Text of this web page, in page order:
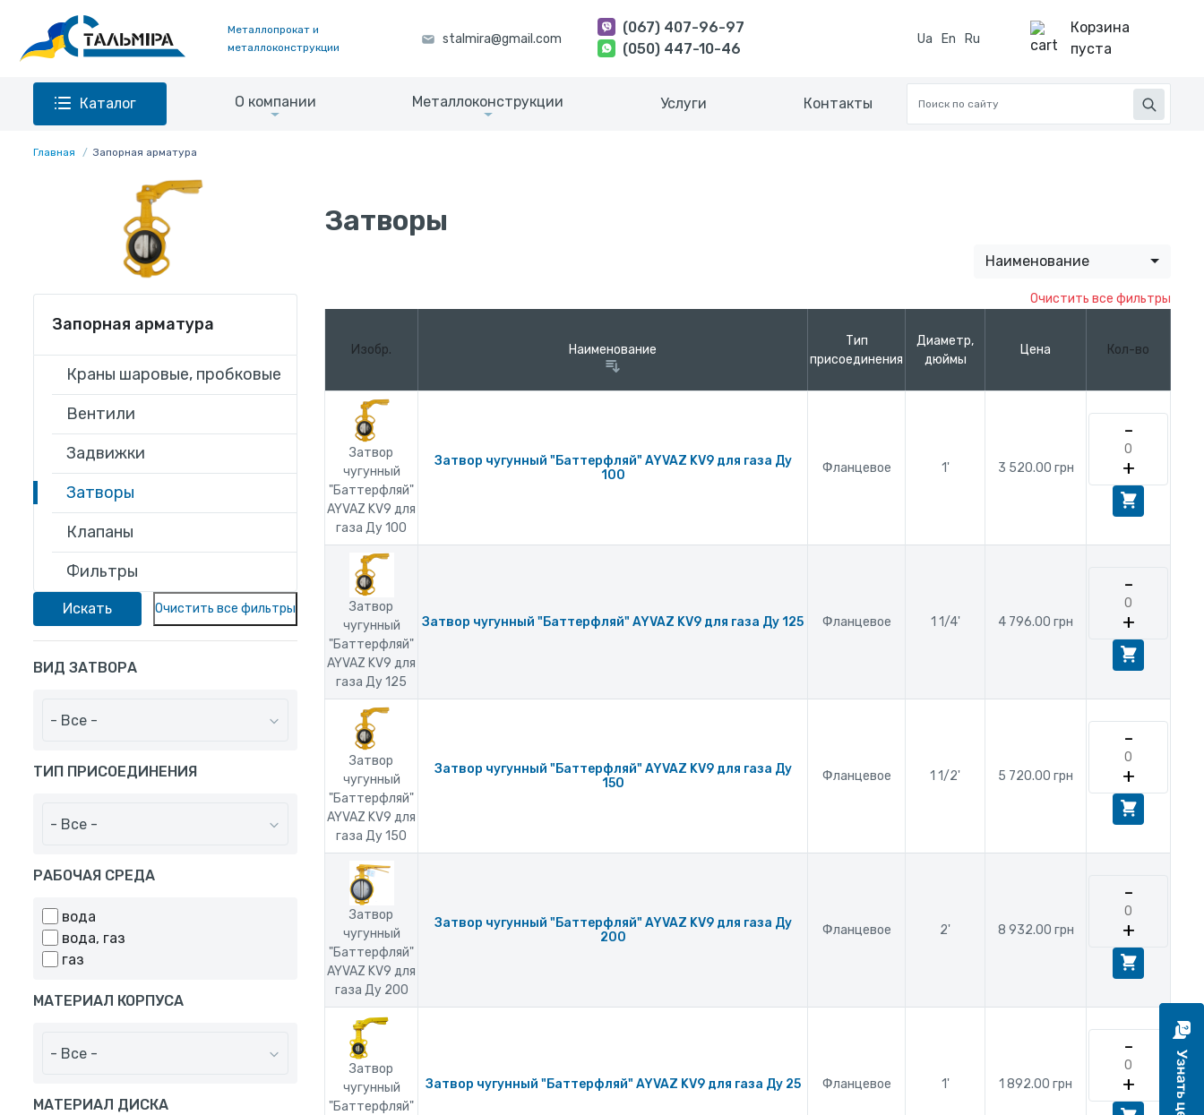
Металлопрокат и
металлоконструкции
(067) 407-96-97
(050) 447-10-46
Ua En Ru
Корзина
пуста
Каталог О компании Металлоконструкции Услуги Контакты
Главная Запорная арматура
Запорная арматура
Краны шаровые, пробковые
Вентили
Задвижки
Затворы
Клапаны
Фильтры
ВИД ЗАТВОРА
- Все -
ТИП ПРИСОЕДИНЕНИЯ
- Все -
РАБОЧАЯ СРЕДА
вода
вода, газ
газ
МАТЕРИАЛ КОРПУСА
- Все -
МАТЕРИАЛ ДИСКА
Затворы
Наименование
Изобр. Наименование
Тип
присоединения
Диаметр,
дюймы
Цена Кол-во
Затвор
чугунный
"Баттерфляй"
AYVAZ KV9 для
газа Ду 100
Затвор чугунный "Баттерфляй" AYVAZ KV9 для газа Ду
100
Фланцевое 1' 3 520.00 грн
-
+
Затвор
чугунный
"Баттерфляй"
AYVAZ KV9 для
газа Ду 125
Затвор чугунный "Баттерфляй" AYVAZ KV9 для газа Ду 125 Фланцевое 1 1/4' 4 796.00 грн
-
+
Затвор
чугунный
"Баттерфляй"
AYVAZ KV9 для
газа Ду 150
Затвор чугунный "Баттерфляй" AYVAZ KV9 для газа Ду
150
Фланцевое 1 1/2' 5 720.00 грн
-
+
Затвор
чугунный
"Баттерфляй"
AYVAZ KV9 для
газа Ду 200
Затвор чугунный "Баттерфляй" AYVAZ KV9 для газа Ду
200
Фланцевое 2' 8 932.00 грн
-
+
Затвор
чугунный
"Баттерфляй"
Затвор чугунный "Баттерфляй" AYVAZ KV9 для газа Ду 25 Фланцевое 1' 1 892.00 грн
-
+